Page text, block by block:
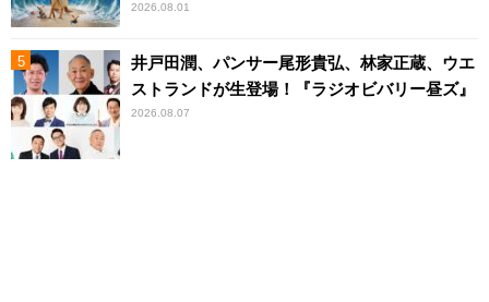
2026.08.01
井戸田潤、パンサー尾形貴弘、林家正蔵、ウエ
ストランドが生登場！『ラジオビバリー昼ズ』
2026.08.07